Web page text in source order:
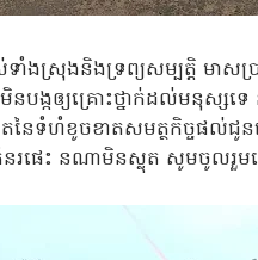
អស់ទាំងស្រុងនិងទ្រព្យសម្បត្តិ
បង្កឲ្យគ្រោះថ្នាក់ដល់មនុស្សទេ
ៃទំហំខូចខាតសមត្ថកិច្ចផល់ជូន
គំនរផេះ នណាមិនស្លុត សូមចូល